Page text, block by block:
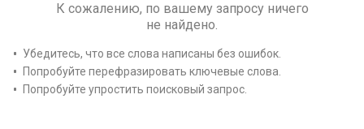
К сожалению, по вашему запросу ничего
не найдено.
Убедитесь, что все слова написаны без ошибок.
Попробуйте перефразировать ключевые слова.
Попробуйте упростить поисковый запрос.